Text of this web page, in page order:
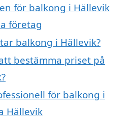
för balkong i Hällevik
företag
balkong i Hällevik?
bestämma priset på
för balkong i
Hällevik